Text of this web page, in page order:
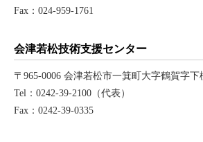
Fax：024-959-1761
会津若松技術支援センター
〒965-0006 会津若松市一箕町大字鶴賀字下
Tel：0242-39-2100（代表）
Fax：0242-39-0335